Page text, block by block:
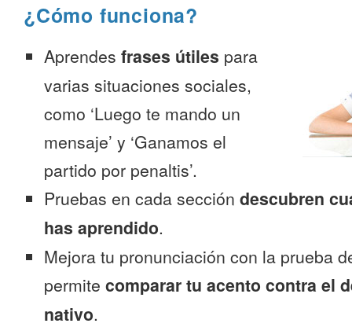
¿Cómo funciona?
Aprendes frases útiles para
varias situaciones sociales,
como ‘Luego te mando un
mensaje’ y ‘Ganamos el
partido por penaltis’.
Pruebas en cada sección descubren
has aprendido.
Mejora tu pronunciación con la prueba
permite comparar tu acento contra el
nativo.